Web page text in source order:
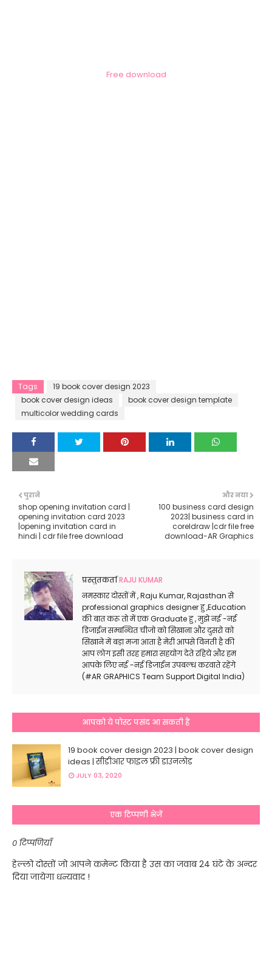
Free download
Tags
19 book cover design 2023
book cover design ideas
book cover design template
multicolor wedding cards
और नया
100 business card design
2023| business card in
coreldraw |cdr file free
download-AR Graphics
पुराने
shop opening invitation card |
opening invitation card 2023
|opening invitation card in
hindi | cdr file free download
प्रस्तुतकर्ताRAJU KUMAR
नमस्कार दोस्तों में , Raju Kumar, Rajasthan से
professional graphics designer हु ,Education
की बात करू तो में एक Graduate हु , मुझे नई -नई
डिजाईन सम्बन्धित चीजो को सिखाना और दुसरो को
सिखाने में बड़ा मजा आता है मेरी आपसे विनती है की
आप लोग इसी तरह हमारा सहयोग देते रहिये और हम
आपके लिए नई -नई डिजाईन उपबल्ध करवाते रहेंगे
(#AR GRAPHICS Team Support Digital India)
आपको ये पोस्ट पसंद आ सकती हैं
19 book cover design 2023 | book cover design
ideas | सीडीआर फाइल फ्री डाउनलोड
JULY 03, 2020
एक टिप्पणी भेजें
0 टिप्पणियाँ
हेल्लो दोस्तों जो आपने कमेन्ट किया है उस का जवाब 24 घंटे के अन्दर
दिया जायेगा धन्यवाद !